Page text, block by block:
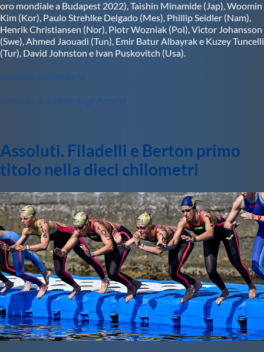
oro mondiale a Budapest 2022), Taishin Minamide (Jap), Woomin
Kim (Kor), Paulo Strehlke Delgado (Mes), Phillip Seidler (Nam),
Henrik Christiansen (Nor), Piotr Wozniak (Pol), Victor Johansson
(Swe), Ahmed Jaouadi (Tun), Emir Batur Albayrak e Kuzey Tuncelli
(Tur), David Johnston e Ivan Puskovitch (Usa).
consulta il calendario
consulta le schede degli Azzurri
Assoluti. Filadelli e Berton primo
titolo nella dieci chilometri